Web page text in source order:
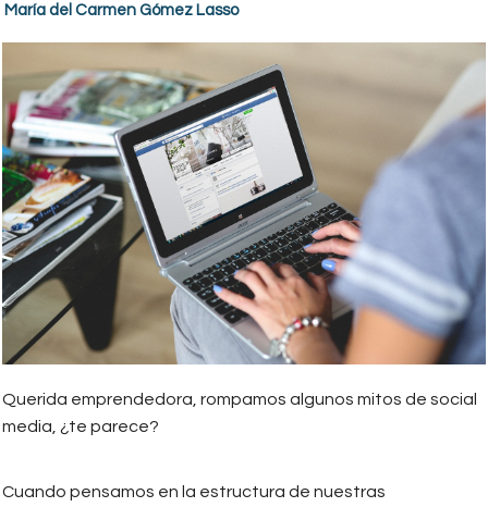
María del Carmen Gómez Lasso
Querida emprendedora, rompamos algunos mitos de social
media, ¿te parece?
Cuando pensamos en la estructura de nuestras